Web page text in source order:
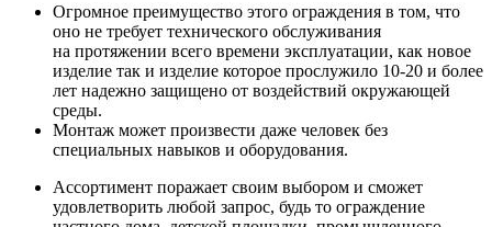
Огромное преимущество этого ограждения в том, что
оно не требует технического обслуживания
на протяжении всего времени эксплуатации, как новое
изделие так и изделие которое прослужило 10-20 и более
лет надежно защищено от воздействий окружающей
среды.
Монтаж может произвести даже человек без
специальных навыков и оборудования.
Ассортимент поражает своим выбором и сможет
удовлетворить любой запрос, будь то ограждение